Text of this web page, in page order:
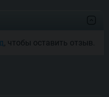
, чтобы оставить отзыв.